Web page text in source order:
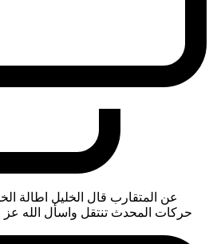
عن المتقارب قال الخليل اطالة
حركات المحدث تنتقل واسأل الله عز